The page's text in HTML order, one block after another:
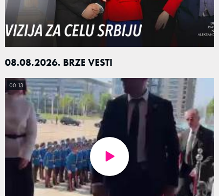
08.08.2026. BRZE VESTI
00:13